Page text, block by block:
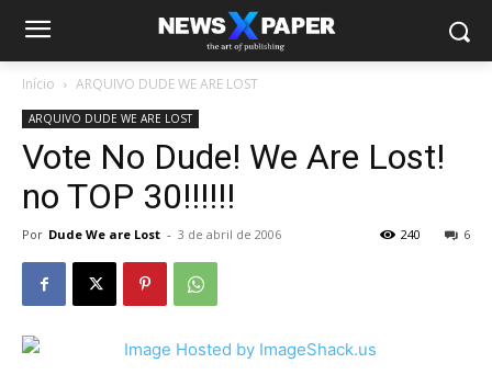
Início ARQUIVO DUDE WE ARE LOST
ARQUIVO DUDE WE ARE LOST
Vote No Dude! We Are Lost!
no TOP 30!!!!!!
Por Dude We are Lost - 3 de abril de 2006 6
240